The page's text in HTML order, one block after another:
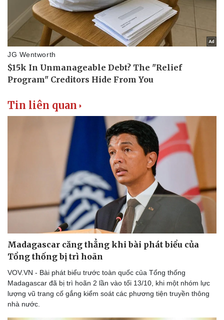
Tin liên quan
Madagascar căng thẳng khi bài phát biểu của
Tổng thống bị trì hoãn
VOV.VN - Bài phát biểu trước toàn quốc của Tổng thống
Madagascar đã bị trì hoãn 2 lần vào tối 13/10, khi một nhóm lực
lượng vũ trang cố gắng kiểm soát các phương tiện truyền thông
nhà nước.